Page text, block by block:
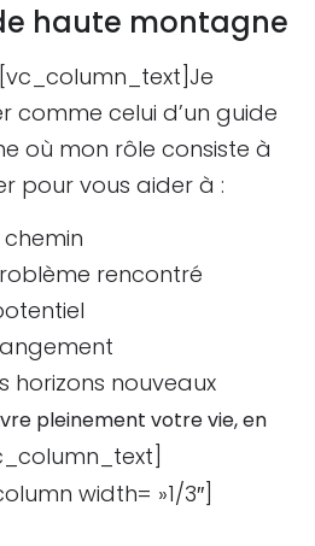
haute montagne
comme celui d’un guide
où mon rôle consiste à
pour vous aider à :
rencontré
horizons nouveaux
pleinement votre vie, en
width= »1/3″]